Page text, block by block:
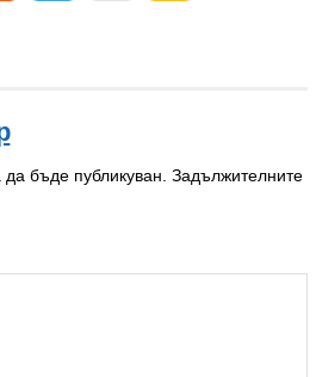
бъде публикуван. Задължителните